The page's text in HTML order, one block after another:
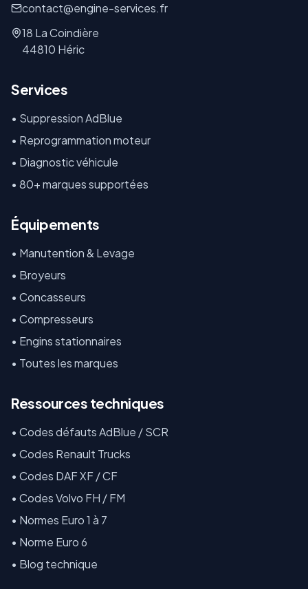
contact@engine-services.fr
18 La Coindière
44810 Héric
Services
• Suppression AdBlue
• Reprogrammation moteur
• Diagnostic véhicule
• 80+ marques supportées
Équipements
• Manutention & Levage
• Broyeurs
• Concasseurs
• Compresseurs
• Engins stationnaires
• Toutes les marques
Ressources techniques
• Codes défauts AdBlue / SCR
• Codes Renault Trucks
• Codes DAF XF / CF
• Codes Volvo FH / FM
• Normes Euro 1 à 7
• Norme Euro 6
• Blog technique